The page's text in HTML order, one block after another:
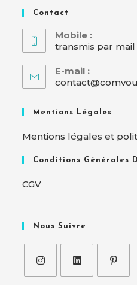
Contact
Mobile :
transmis par mail
E-mail :
Mentions Légales
Mentions légales et
Conditions Générales
CGV
Nous Suivre